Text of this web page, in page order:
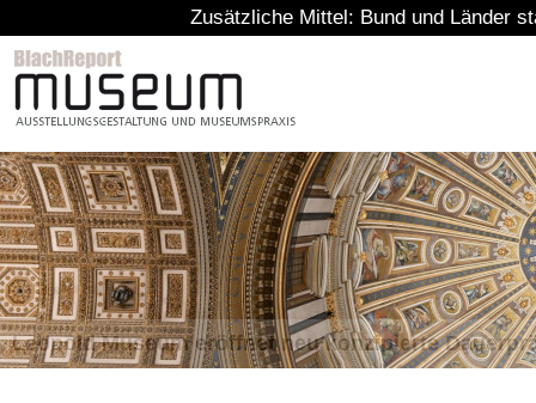
Zusätzliche Mittel: Bund und Länder stärken Schutz
Leopold Museum eröffnet neu konzipierte